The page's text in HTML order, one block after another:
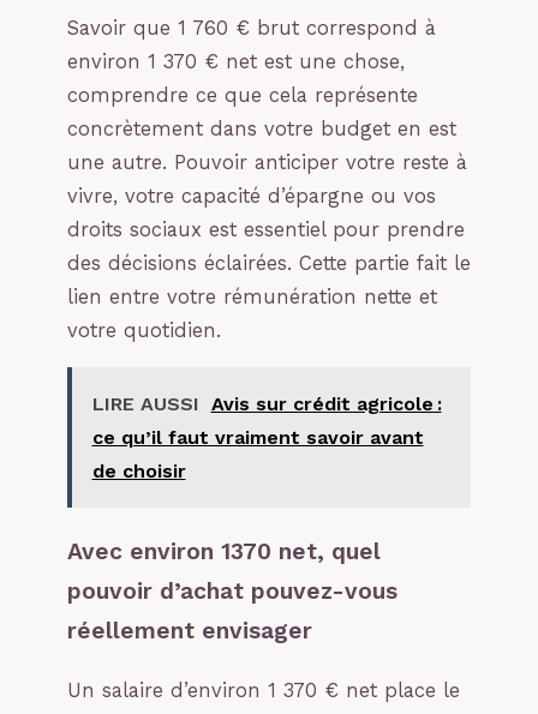
Savoir que 1 760 € brut correspond à
environ 1 370 € net est une chose,
comprendre ce que cela représente
concrètement dans votre budget en est
une autre. Pouvoir anticiper votre reste à
vivre, votre capacité d’épargne ou vos
droits sociaux est essentiel pour prendre
des décisions éclairées. Cette partie fait le
lien entre votre rémunération nette et
votre quotidien.
LIRE AUSSI Avis sur crédit agricole :
ce qu’il faut vraiment savoir avant
de choisir
Avec environ 1370 net, quel
pouvoir d’achat pouvez-vous
réellement envisager
Un salaire d’environ 1 370 € net place le